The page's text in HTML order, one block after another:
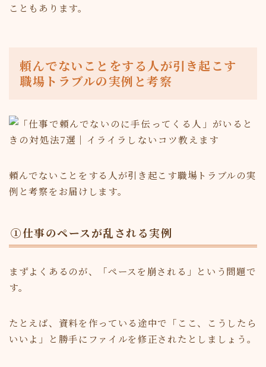
こともあります。
頼んでないことをする人が引き起こす
職場トラブルの実例と考察
頼んでないことをする人が引き起こす職場トラブルの実
例と考察をお届けします。
①仕事のペースが乱される実例
まずよくあるのが、「ペースを崩される」という問題で
す。
たとえば、資料を作っている途中で「ここ、こうしたら
いいよ」と勝手にファイルを修正されたとしましょう。